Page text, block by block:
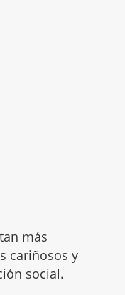
más
cariñosos y
social.